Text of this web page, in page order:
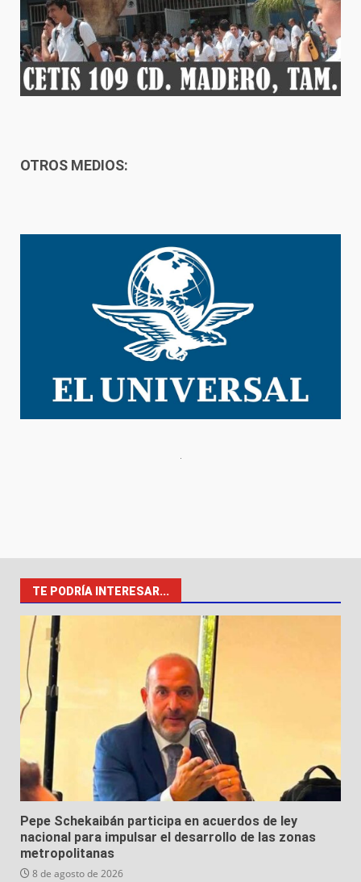
OTROS MEDIOS:
TE PODRÍA INTERESAR...
Pepe Schekaibán participa en acuerdos de ley
nacional para impulsar el desarrollo de las zonas
metropolitanas
8 de agosto de 2026